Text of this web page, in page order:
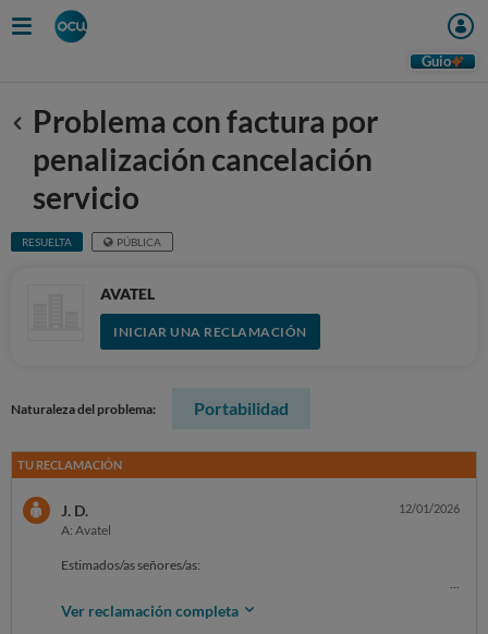
Guio
Anterior
Problema con factura por
penalización cancelación
servicio
RESUELTA PÚBLICA
AVATEL
INICIAR UNA RECLAMACIÓN
Naturaleza del problema: Portabilidad
TU RECLAMACIÓN
J. D.
A: Avatel
12/01/2026
Estimados/as señores/as:
Con fecha 4 de Diciembre de 2025 contraté por teléfono el servicio de
internet con Avatel, aunque la instalación no se realizó hasta el día 11,
Ver reclamación completa